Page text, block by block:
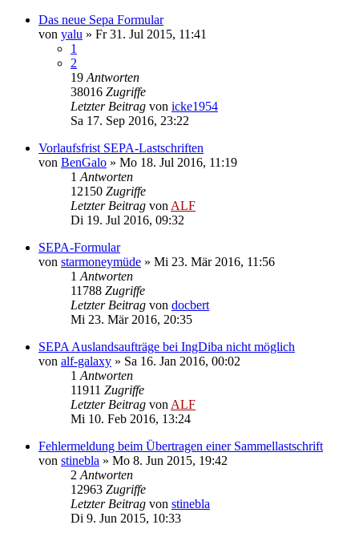
Das neue Sepa Formular
von yalu » Fr 31. Jul 2015, 11:41
1
2
19 Antworten
38016 Zugriffe
Letzter Beitrag von icke1954
Sa 17. Sep 2016, 23:22
Vorlaufsfrist SEPA-Lastschriften
von BenGalo » Mo 18. Jul 2016, 11:19
1 Antworten
12150 Zugriffe
Letzter Beitrag von ALF
Di 19. Jul 2016, 09:32
SEPA-Formular
von starmoneymüde » Mi 23. Mär 2016, 11:56
1 Antworten
11788 Zugriffe
Letzter Beitrag von docbert
Mi 23. Mär 2016, 20:35
SEPA Auslandsaufträge bei IngDiba nicht möglich
von alf-galaxy » Sa 16. Jan 2016, 00:02
1 Antworten
11911 Zugriffe
Letzter Beitrag von ALF
Mi 10. Feb 2016, 13:24
Fehlermeldung beim Übertragen einer Sammellastschrift
von stinebla » Mo 8. Jun 2015, 19:42
2 Antworten
12963 Zugriffe
Letzter Beitrag von stinebla
Di 9. Jun 2015, 10:33